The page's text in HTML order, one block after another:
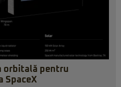
orbitală pentru
SpaceX